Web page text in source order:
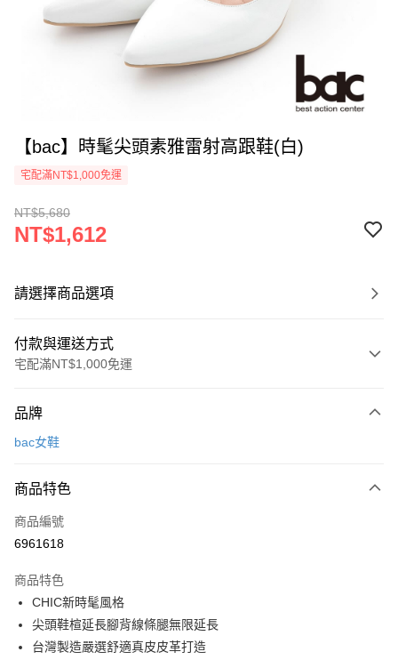
【bac】時髦尖頭素雅雷射高跟鞋(白)
宅配滿NT$1,000免運
NT$5,680
NT$1,612
請選擇商品選項
付款與運送方式
宅配滿NT$1,000免運
信用卡一次付款
Apple Pay
街口支付
運送方式
宅配
每筆NT$90，滿NT$1,000(含以上)免運費
品牌
bac女鞋
商品特色
商品編號
6961618
商品特色
CHIC新時髦風格
尖頭鞋楦延長腳背線條腿無限延長
台灣製造嚴選舒適真皮皮革打造